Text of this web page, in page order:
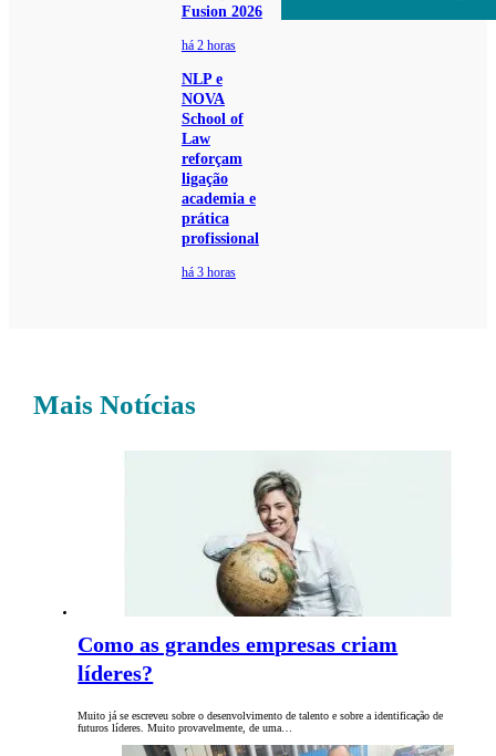
Fusion 2026
há 2 horas
NLP e
NOVA
School of
Law
reforçam
ligação
academia e
prática
profissional
há 3 horas
Mais Notícias
Como as grandes empresas criam
líderes?
Muito já se escreveu sobre o desenvolvimento de talento e sobre a identificação de
futuros líderes. Muito provavelmente, de uma…